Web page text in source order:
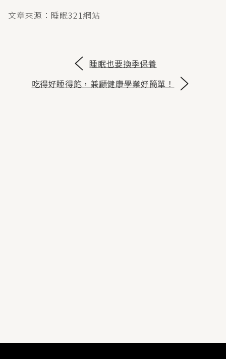
文章來源：睡眠321網站
睡眠也要換季保養
吃得好睡得飽，兼顧健康學業好簡單！